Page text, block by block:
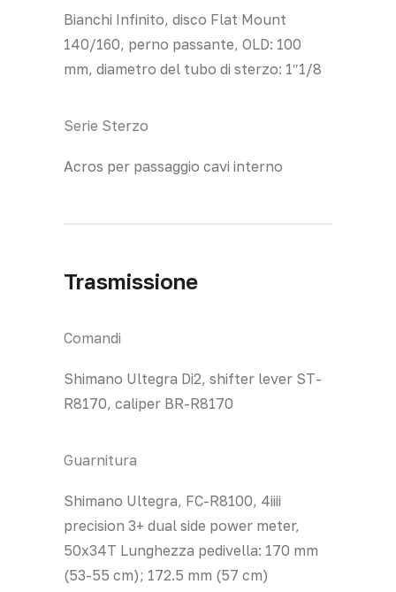
Bianchi Infinito, disco Flat Mount
140/160, perno passante, OLD: 100
mm, diametro del tubo di sterzo: 1″1/8
Serie Sterzo
Acros per passaggio cavi interno
Trasmissione
Comandi
Shimano Ultegra Di2, shifter lever ST-
R8170, caliper BR-R8170
Guarnitura
Shimano Ultegra, FC-R8100, 4iiii
precision 3+ dual side power meter,
50x34T Lunghezza pedivella: 170 mm
(53-55 cm); 172.5 mm (57 cm)